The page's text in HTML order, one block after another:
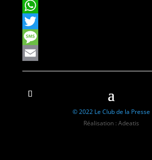
Facebook
WhatsApp
Twitter
Message
Email
© 2022 Le Club de la Presse
Réalisation : Adeatis